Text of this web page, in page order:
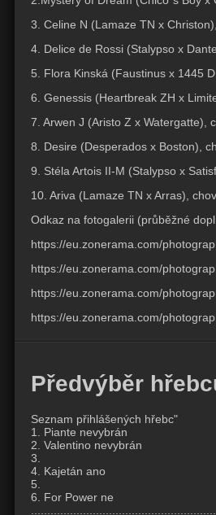
3. Celine N (Lamaze TN x
4. Delice de Rossi (Stalypso x
5. Flora Kinská (Faustinus x 1445
6. Genessis (Heartbreak ZH x
7. Arwen J (Aristo Z x Watergatte),
8. Desire (Desperados x Boston),
9. Stéla Artois II-M (Stalypso x
10. Ariva (Lamaze TN x Arras),
Odkaz na fotogalerii (průběžné
https://eu.zonerama.com/
https://eu.zonerama.com/
https://eu.zonerama.com/
https://eu.zonerama.com/
Předvýběr
Seznam přihlášených hřebc"
1. Piante nevybrán
2. Valentino nevybrán
3.
4. Kajetán ano
5.
6. For Power ne